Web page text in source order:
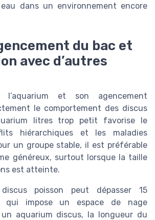
dans un environnement encore
du bac et
avec d’autres
et son agencement
le comportement des discus
litres trop petit favorise le
hiérarchiques et les maladies
un groupe stable, il est préférable
généreux, surtout lorsque la taille
est atteinte.
poisson peut dépasser 15
qui impose un espace de nage
aquarium discus, la longueur du